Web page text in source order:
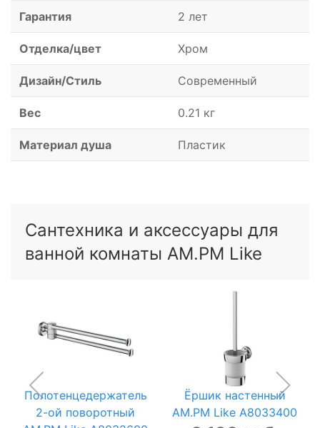
Гарантия 2 лет
Отделка/цвет Хром
Дизайн/Стиль Современный
Вес 0.21 кг
Материал душа Пластик
Сантехника и аксессуары для
ванной комнаты AM.PM Like
Полотенцедержатель
2-ой поворотный
Ёршик настенный
AM.PM Like A8033400